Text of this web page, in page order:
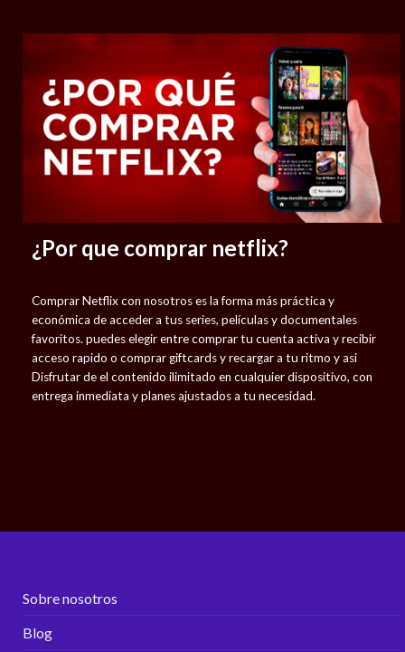
¿Por que comprar netflix?
Comprar Netflix con nosotros es la forma más práctica y
económica de acceder a tus series, películas y documentales
favoritos. puedes elegir entre comprar tu cuenta activa y recibir
acceso rapido o comprar giftcards y recargar a tu ritmo y asi
Disfrutar de el contenido ilimitado en cualquier dispositivo, con
entrega inmediata y planes ajustados a tu necesidad.
Sobre nosotros
Blog